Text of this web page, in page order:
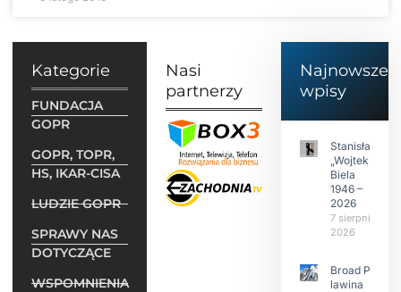
Kategorie
FUNDACJA
GOPR
GOPR, TOPR,
HS, IKAR-CISA
LUDZIE GOPR
SPRAWY NAS
DOTYCZĄCE
WSPOMNIENIA
Nasi
partnerzy
Najnowsze
wpisy
Stanisław
„Wojtek”
Biela
1946 –
2026
7 sierpnia
2026
Broad Peak:
lawina